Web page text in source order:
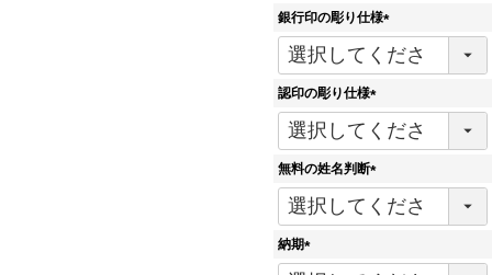
銀行印の彫り仕様
(
必
認印の彫り仕様
(
必
)
無料の姓名判断
(
必
納期
(